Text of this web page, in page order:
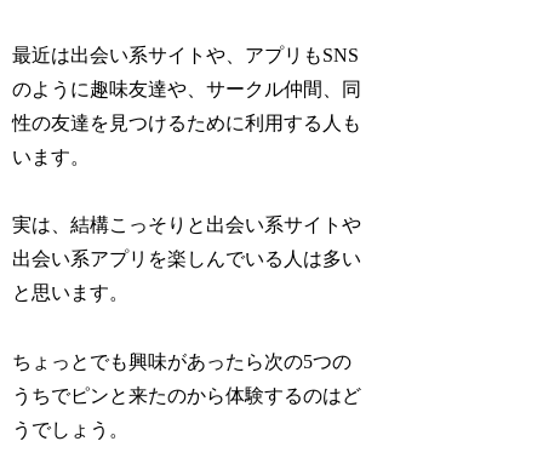
最近は出会い系サイトや、アプリもSNS
のように趣味友達や、サークル仲間、同
性の友達を見つけるために利用する人も
います。
実は、結構こっそりと出会い系サイトや
出会い系アプリを楽しんでいる人は多い
と思います。
ちょっとでも興味があったら次の5つの
うちでピンと来たのから体験するのはど
うでしょう。